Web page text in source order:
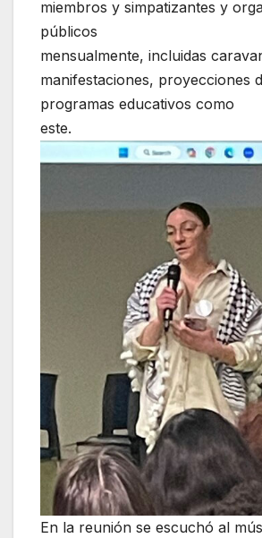
miembros y simpatizantes y
públicos
mensualmente, incluidas
manifestaciones, proyecciones
programas educativos como
este.
En la reunión se escuchó al